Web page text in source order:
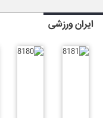
ایران ورزشی